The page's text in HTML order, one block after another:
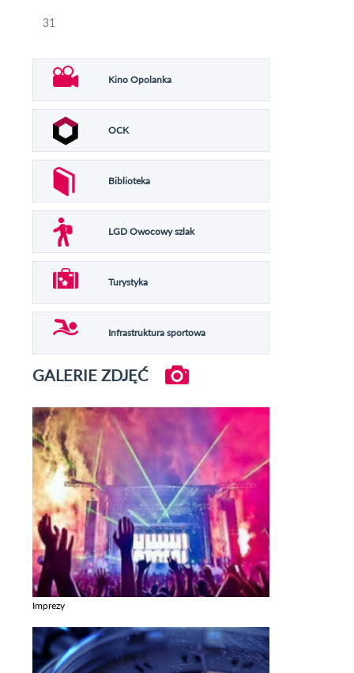
31
Kino Opolanka
OCK
Biblioteka
LGD Owocowy szlak
Turystyka
Infrastruktura sportowa
GALERIE ZDJĘĆ
Imprezy